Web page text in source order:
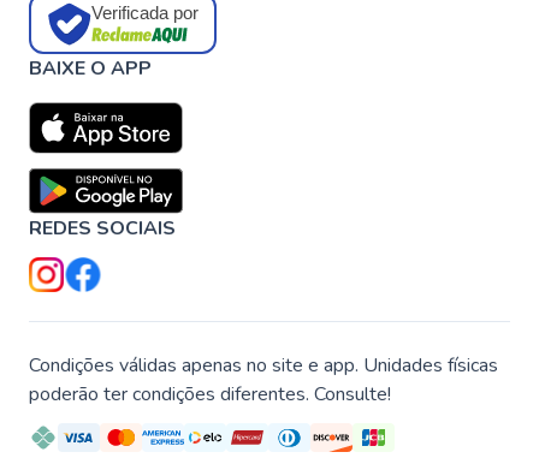
Verificada por
BAIXE O APP
REDES SOCIAIS
Condições válidas apenas no site e app. Unidades físicas
poderão ter condições diferentes. Consulte!